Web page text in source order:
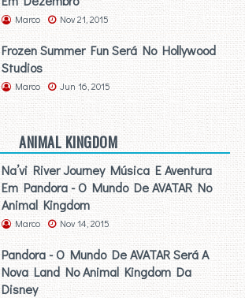
Marco Nov 21, 2015
Frozen Summer Fun Será No Hollywood
Studios
Marco Jun 16, 2015
ANIMAL KINGDOM
Na’vi River Journey Música E Aventura
Em Pandora - O Mundo De AVATAR No
Animal Kingdom
Marco Nov 14, 2015
Pandora - O Mundo De AVATAR Será A
Nova Land No Animal Kingdom Da
Disney